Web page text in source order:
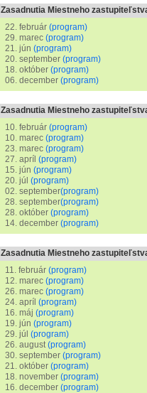
Zasadnutia Miestneho
22. február (program)
29. marec (program)
21. jún (program)
20. september (program)
18. október (program)
06. december (program)
Zasadnutia Miestneho
10. február (program)
10. marec (program)
23. marec (program)
27. apríl (program)
15. jún (program)
20. júl (program)
02. september(program)
28. september(program)
28. október (program)
14. december (program)
Zasadnutia Miestneho
11. február (program)
12. marec (program)
26. marec (program)
24. apríl (program)
16. máj (program)
19. jún (program)
29. júl (program)
26. august (program)
30. september (program)
21. október (program)
18. november (program)
16. december (program)